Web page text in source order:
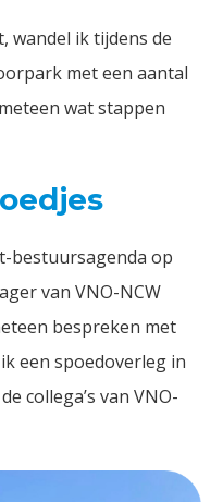
wandel ik tijdens de
met een aantal
wat stappen
bestuursagenda op
van VNO-NCW
bespreken met
een spoedoverleg in
collega’s van VNO-